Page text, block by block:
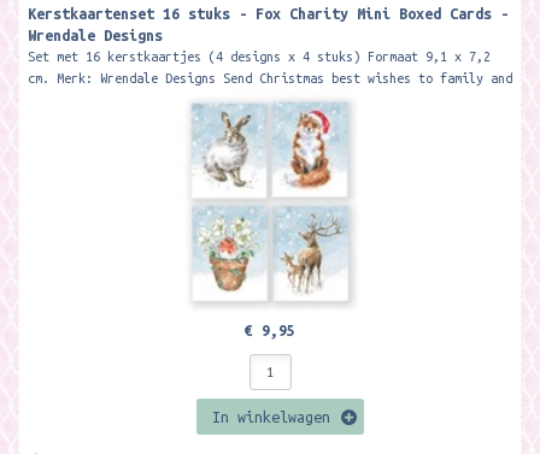
Kerstkaartenset 16 stuks - Fox Charity Mini Boxed Cards -
Wrendale Designs
Set met 16 kerstkaartjes (4 designs x 4 stuks) Formaat 9,1 x 7,2
cm. Merk: Wrendale Designs Send Christmas best wishes to family and
€ 9,95
In winkelwagen